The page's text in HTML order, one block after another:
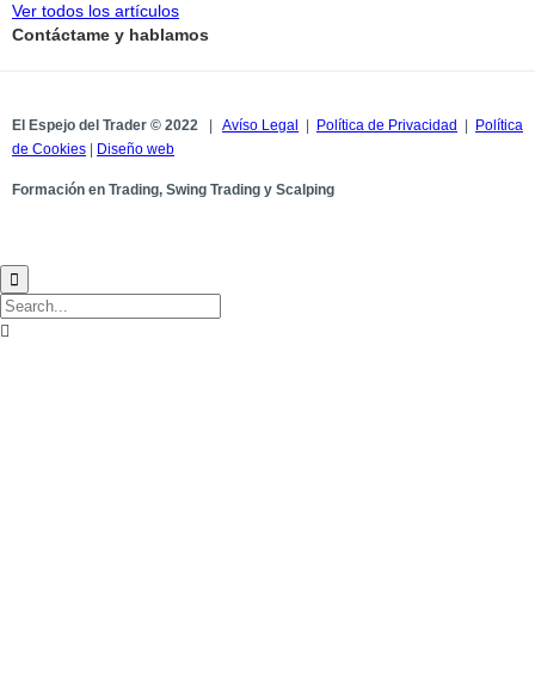
Ver todos los artículos
Contáctame y hablamos
El Espejo del Trader © 2022 Avíso Legal Política de Privacidad
Política
de Cookies
Diseño web
Formación en Trading, Swing Trading y Scalping

